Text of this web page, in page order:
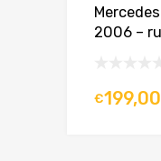
2006 –
€199,00